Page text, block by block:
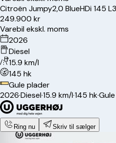
CitroënJumpy2,0 BlueHDi 145
249.900 kr
Varebil ekskl. moms
2026
Diesel
15.9 km/l
145 hk
Gule plader
2026·Diesel·15.9 km/l·145 hk·
Ring nu Skriv til sælger